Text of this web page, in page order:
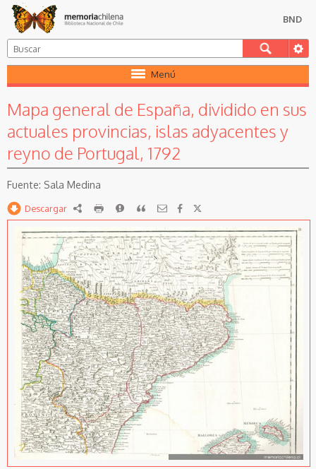
BND
Menú
Mapa general de España, dividido en sus
actuales provincias, islas adyacentes y
reyno de Portugal, 1792
Sala Medina
Descargar RDF imprimirReportarCitar